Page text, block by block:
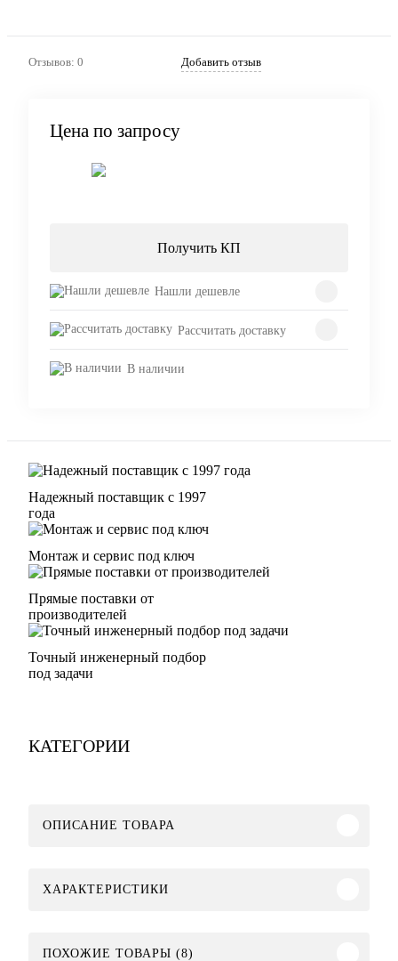
Отзывов: 0 Добавить отзыв
Цена по запросу
Получить КП
Нашли дешевле
Рассчитать доставку
В наличии
Надежный поставщик с 1997
года
Монтаж и сервис под ключ
Прямые поставки от
производителей
Точный инженерный подбор
под задачи
КАТЕГОРИИ
ОПИСАНИЕ ТОВАРА
ХАРАКТЕРИСТИКИ
ПОХОЖИЕ ТОВАРЫ (8)